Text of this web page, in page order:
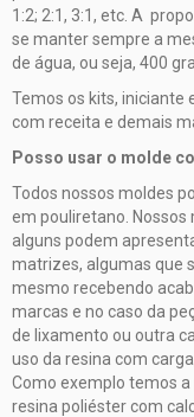
1:2; 2:1, 3:1, etc. A
se manter sempre a
de água, ou seja, 400
Temos os kits, iniciante
com receita e demais
Posso usar o molde
Todos nossos moldes
em pouliretano.
alguns podem
matrizes, algumas que
mesmo recebendo
marcas e no caso da
de lixamento ou outra
uso da resina com
Como exemplo temos
resina poliéster com